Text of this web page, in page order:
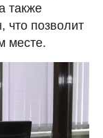
также
что позволит
месте.